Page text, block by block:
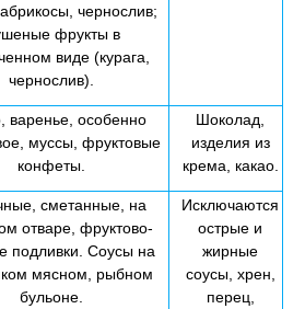
чернослив;
фрукты в
виде (курага,
чернослив).
варенье, особенно
муссы, фруктовые
конфеты.
Шоколад,
изделия из
крема, какао.
сметанные, на
отваре, фруктово-
подливки. Соусы на
мясном, рыбном
бульоне.
Исключаются
острые и
жирные
соусы, хрен,
перец,